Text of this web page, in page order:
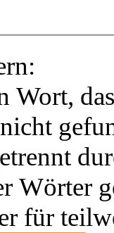
Wort,
Wörter
für